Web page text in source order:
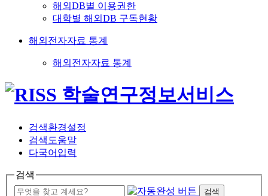
해외DB별 이용권한
대학별 해외DB 구독현황
해외전자자료 통계
해외전자자료 통계
검색환경설정
검색도움말
다국어입력
검색
검색